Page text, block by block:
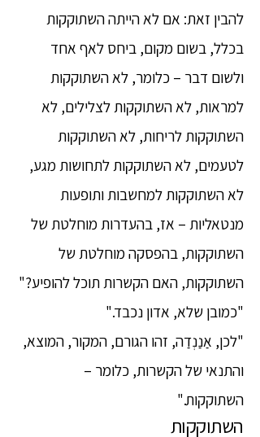
להבין זאת: אם לא הייתה השתוקקות
בכלל, בשום מקום, ביחס לאף אחד
ולשום דבר – כלומר, לא השתוקקות
למראות, לא השתוקקות לצלילים, לא
השתוקקות לריחות, לא השתוקקות
לטעמים, לא השתוקקות לתחושות מגע,
לא השתוקקות למחשבות ותופעות
מנטאליות – אז, בהעדרות מוחלטת של
השתוקקות, בהפסקה מוחלטת של
השתוקקות, האם הקשרות תוכל להופיע?"
"כמובן שלא, אדון נכבד."
"לכן, אַנַנְדַה, זהו הגורם, המקור, המוצא,
והתנאי של הקשרות, כלומר –
השתוקקות."
השתוקקות